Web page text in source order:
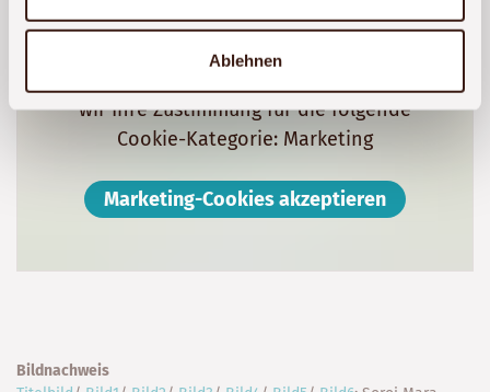
Ablehnen
wir Ihre Zustimmung für die folgende
Cookie-Kategorie: Marketing
Marketing-Cookies akzeptieren
Bildnachweis